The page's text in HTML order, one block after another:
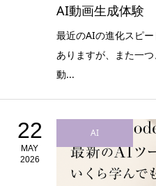
AI動画生成体験
最近のAIの進化スピ
ありますが、また一
動...
22
MAY
2026
AI